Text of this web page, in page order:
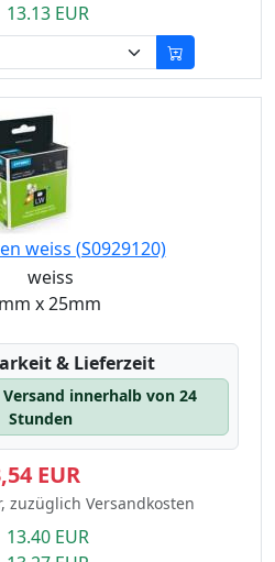
EUR
weiss (S0929120)
weiss
x 25mm
& Lieferzeit
innerhalb von 24
Stunden
EUR
zuzüglich Versandkosten
EUR